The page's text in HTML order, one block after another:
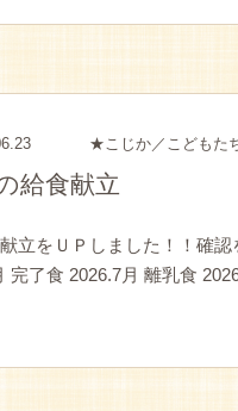
★こじか／こどもた
給食献立
立をＵＰしました！！確
完了食 2026.7月 離乳食